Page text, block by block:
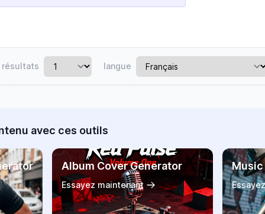
résultats langue
avec ces outils
Album Cover Generator
Essayez maintenant
Music